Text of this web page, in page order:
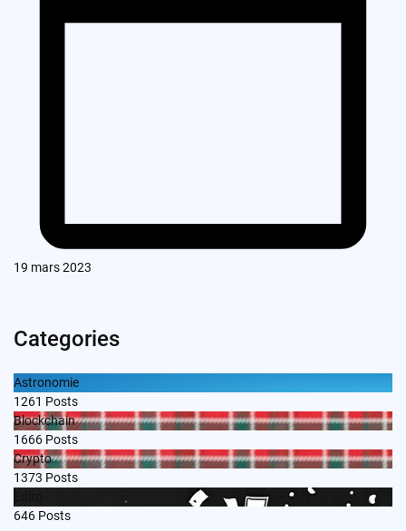
19 mars 2023
Categories
Astronomie
1261 Posts
Blockchain
1666 Posts
Crypto
1373 Posts
646 Posts